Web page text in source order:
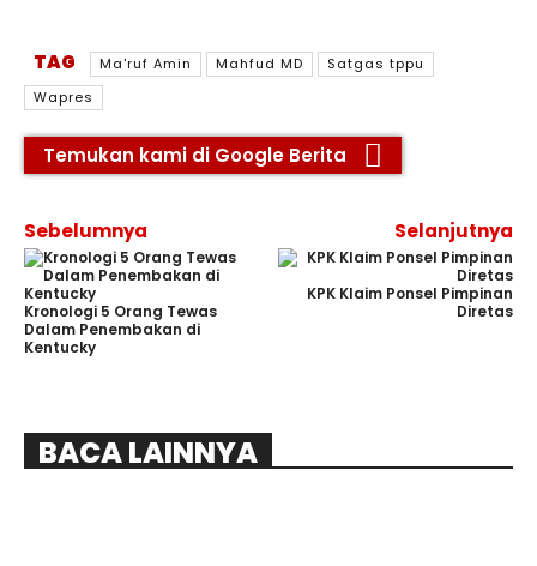
TAG Ma'ruf Amin Mahfud MD
Satgas tppu
Wapres
Temukan kami di Google Berita
Sebelumnya
Kronologi 5 Orang Tewas
Dalam Penembakan di
Kentucky
Selanjutnya
KPK Klaim Ponsel Pimpinan
Diretas
BACA LAINNYA